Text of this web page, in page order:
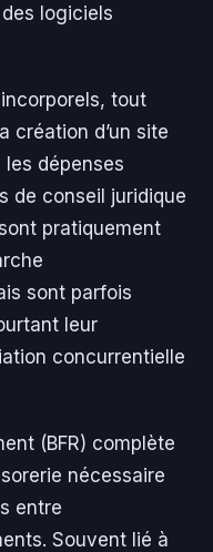
logiciels
tout
création d’un site
dépenses
de conseil juridique
pratiquement
sont parfois
leur
concurrentielle
(BFR) complète
nécessaire
entre
Souvent lié à